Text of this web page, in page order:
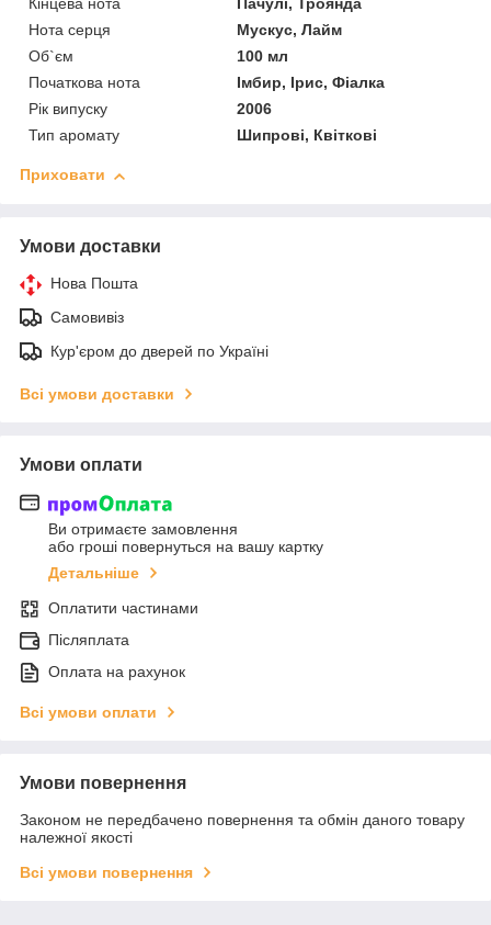
Кінцева нота
Пачулі, Троянда
Нота серця
Мускус, Лайм
Об`єм
100 мл
Початкова нота
Імбир, Ірис, Фіалка
Рік випуску
2006
Тип аромату
Шипрові, Квіткові
Приховати
Умови доставки
Нова Пошта
Самовивіз
Кур'єром до дверей по Україні
Всі умови доставки
Умови оплати
Ви отримаєте замовлення
або гроші повернуться на вашу картку
Детальніше
Оплатити частинами
Післяплата
Оплата на рахунок
Всі умови оплати
Умови повернення
Законом не передбачено повернення та обмін даного товару
належної якості
Всі умови повернення